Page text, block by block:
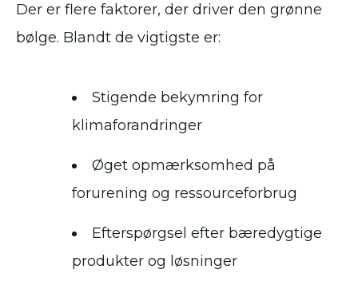
Der er flere faktorer, der driver den grønne
bølge. Blandt de vigtigste er:
Stigende bekymring for
klimaforandringer
Øget opmærksomhed på
forurening og ressourceforbrug
Efterspørgsel efter bæredygtige
produkter og løsninger